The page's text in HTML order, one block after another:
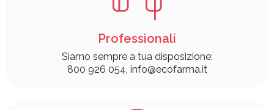
Professionali
Siamo sempre a tua disposizione:
800 926 054, info@ecofarma.it